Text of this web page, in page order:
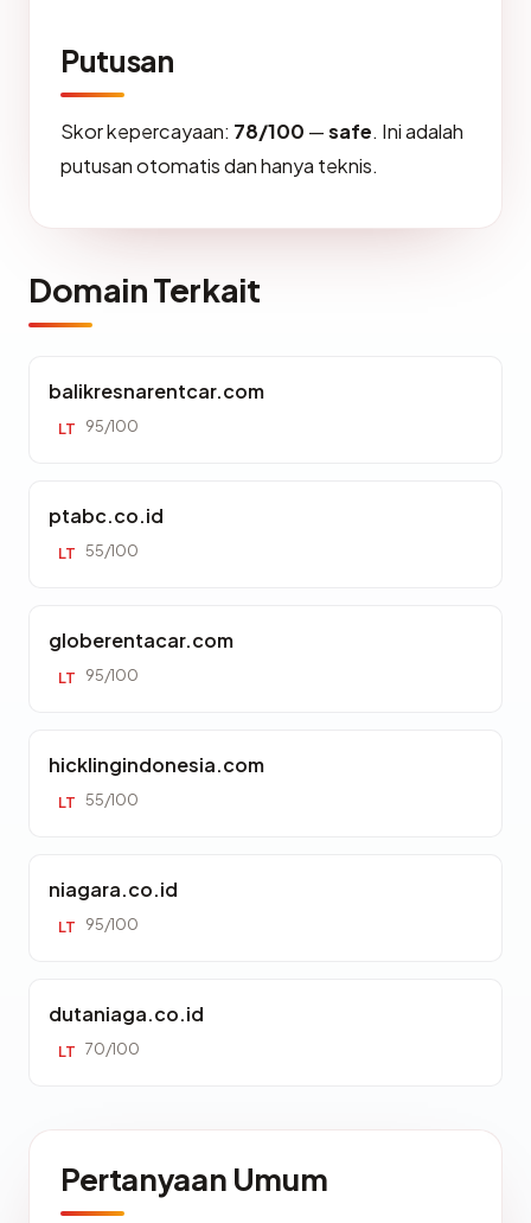
Putusan
Skor kepercayaan: 78/100 —safe. Ini adalah
putusan otomatis dan hanya teknis.
Domain Terkait
balikresnarentcar.com
LT 95/100
ptabc.co.id
LT 55/100
globerentacar.com
LT 95/100
hicklingindonesia.com
LT 55/100
niagara.co.id
LT 95/100
dutaniaga.co.id
LT 70/100
Pertanyaan Umum